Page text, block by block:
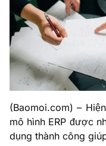
(Baomoi.com) –
mô hình ERP được
dụng thành công